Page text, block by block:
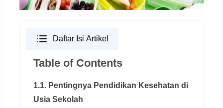
Daftar Isi Artikel
Table of Contents
1.1. Pentingnya Pendidikan Kesehatan di
Usia Sekolah